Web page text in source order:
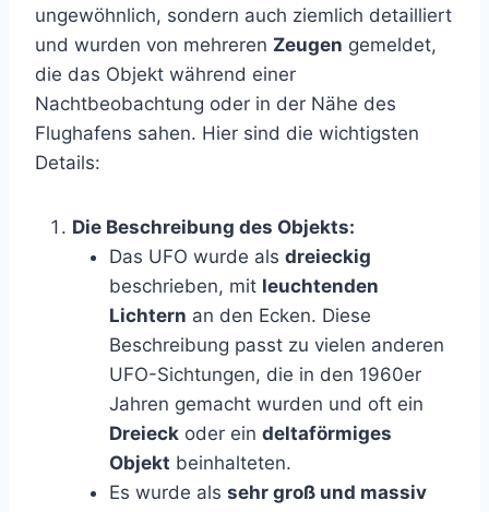
ungewöhnlich, sondern auch ziemlich detailliert
und wurden von mehreren Zeugen gemeldet,
die das Objekt während einer
Nachtbeobachtung oder in der Nähe des
Flughafens sahen. Hier sind die wichtigsten
Details:
Die Beschreibung des Objekts:
Das UFO wurde als dreieckig
beschrieben, mit leuchtenden
Lichtern an den Ecken. Diese
Beschreibung passt zu vielen anderen
UFO-Sichtungen, die in den 1960er
Jahren gemacht wurden und oft ein
Dreieck oder ein deltaförmiges
Objekt beinhalteten.
Es wurde als sehr groß und massiv